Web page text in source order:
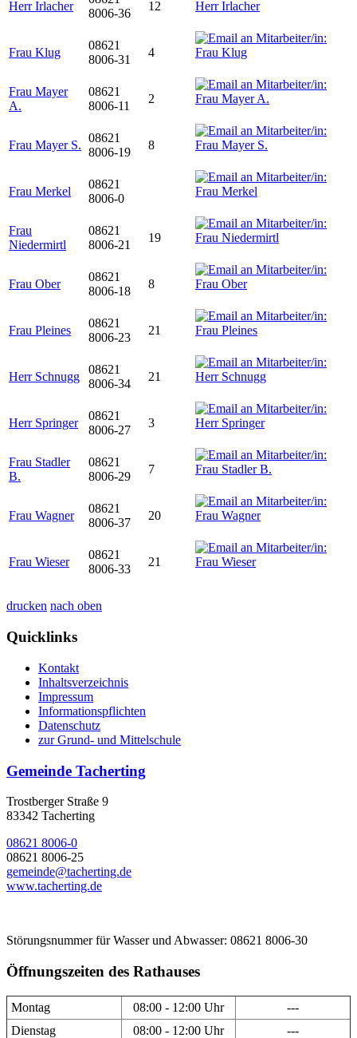
Herr Irlacher
8006-36
12
Frau Klug
08621
8006-31
4
Frau Mayer
A.
08621
8006-11
2
Frau Mayer S.
08621
8006-19
8
Frau Merkel
08621
8006-0
Frau
Niedermirtl
08621
8006-21
19
Frau Ober
08621
8006-18
8
Frau Pleines
08621
8006-23
21
Herr Schnugg
08621
8006-34
21
Herr Springer
08621
8006-27
3
Frau Stadler
B.
08621
8006-29
7
Frau Wagner
08621
8006-37
20
Frau Wieser
08621
8006-33
21
drucken nach oben
Quicklinks
Kontakt
Inhaltsverzeichnis
Impressum
Informationspflichten
Datenschutz
zur Grund- und Mittelschule
Gemeinde Tacherting
Trostberger Straße 9
83342 Tacherting
08621 8006-0
08621 8006-25
gemeinde@tacherting.de
www.tacherting.de
Störungsnummer für Wasser und Abwasser: 08621 8006-30
Öffnungszeiten des Rathauses
Montag 08:00 - 12:00 Uhr
---
Dienstag
08:00 - 12:00 Uhr ---